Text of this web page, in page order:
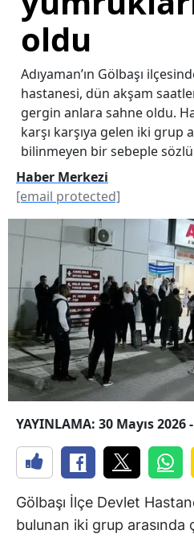
oldu
Adıyaman’ın Gölbaşı
hastanesi, dün akşam
gergin anlara sahne oldu.
karşı karşıya gelen iki grup
bilinmeyen bir sebeple sözlü
Haber Merkezi
[email protected]
YAYINLAMA: 30 Mayıs 2026
Gölbaşı İlçe Devlet
bulunan iki grup arasında